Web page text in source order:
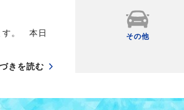
す。 本日
きを読む
その他